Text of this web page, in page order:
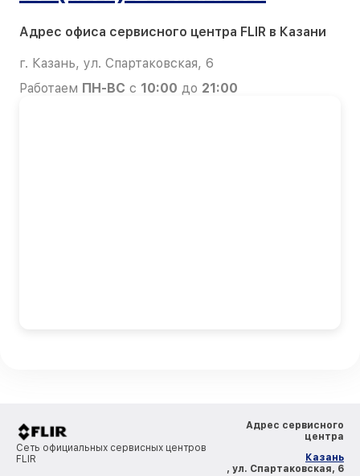
Адрес офиса сервисного центра FLIR в Казани
г. Казань, ул. Спартаковская, 6
Работаем ПН-ВС с 10:00 до 21:00
Сеть официальных сервисных центров
FLIR
Адрес сервисного
центра
Казань
, ул. Спартаковская, 6